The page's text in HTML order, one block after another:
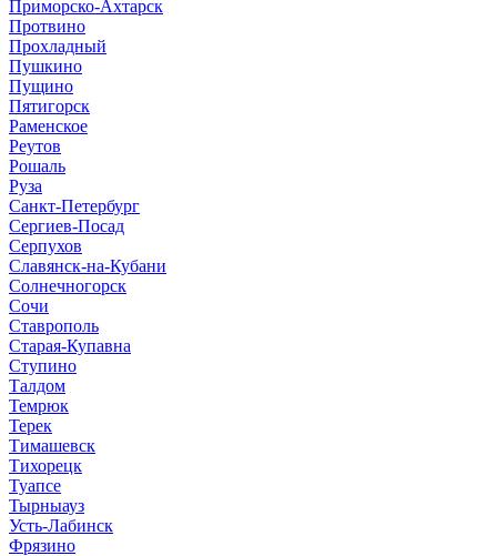
Приморско-Ахтарск
Протвино
Прохладный
Пушкино
Пущино
Пятигорск
Раменское
Реутов
Рошаль
Руза
Санкт-Петербург
Сергиев-Посад
Серпухов
Славянск-на-Кубани
Солнечногорск
Сочи
Ставрополь
Старая-Купавна
Ступино
Талдом
Темрюк
Терек
Тимашевск
Тихорецк
Туапсе
Тырныауз
Усть-Лабинск
Фрязино